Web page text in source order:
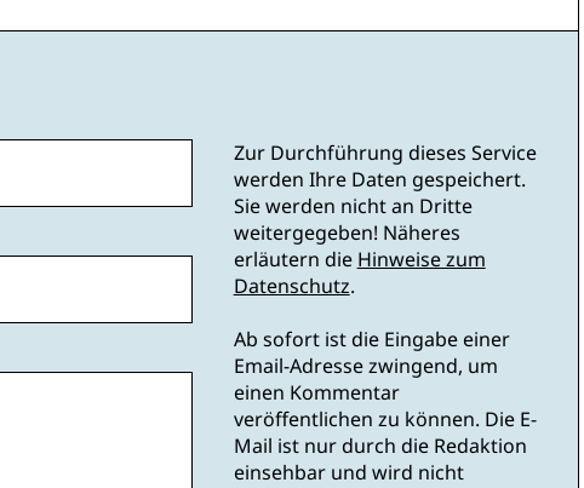
Zur Durchführung dieses Service
werden Ihre Daten gespeichert.
Sie werden nicht an Dritte
weitergegeben! Näheres
erläutern die Hinweise zum
Datenschutz.
Ab sofort ist die Eingabe einer
Email-Adresse zwingend, um
einen Kommentar
veröffentlichen zu können. Die E-
Mail ist nur durch die Redaktion
einsehbar und wird nicht